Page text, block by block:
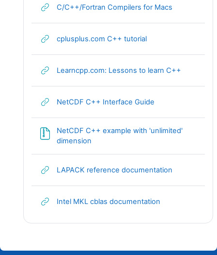
C/C++/Fortran Compilers for Macs
cplusplus.com C++ tutorialURL
Learncpp.com: Lessons to learn C++
NetCDF C++ Interface Guide
NetCDF C++ example with 'unlimited'
dimension
LAPACK reference documentation
Intel MKL cblas documentation